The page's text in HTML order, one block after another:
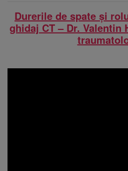
Durerile de spate și
ghidaj CT – Dr. Valentin